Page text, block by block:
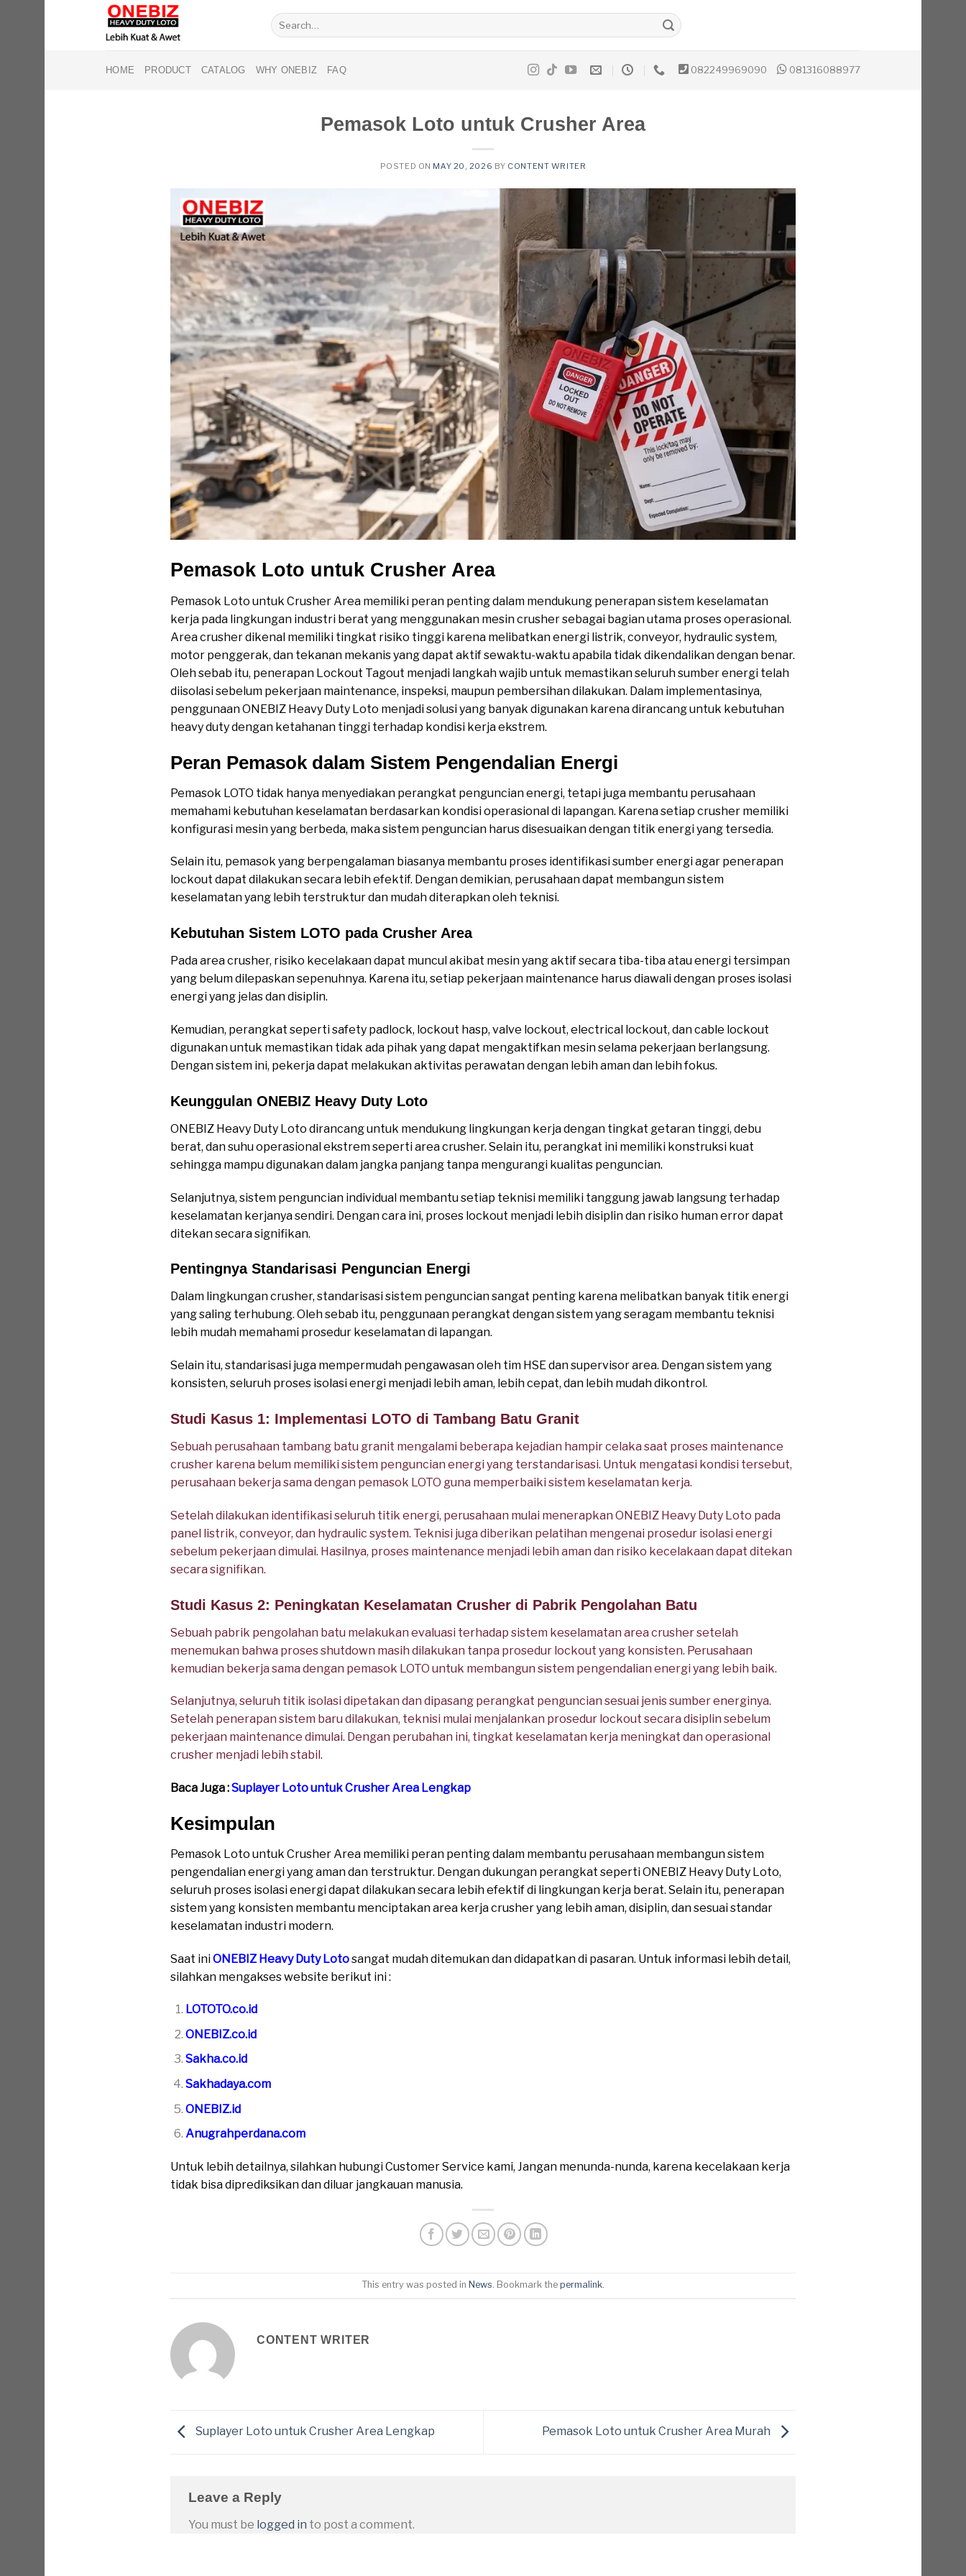
Search
for:
HOME PRODUCT CATALOG WHY ONEBIZ FAQ 082249969090 081316088977
Pemasok Loto untuk Crusher Area
POSTED ON MAY 20, 2026 BY CONTENT WRITER
Pemasok Loto untuk Crusher Area
Pemasok Loto untuk Crusher Area memiliki peran penting dalam mendukung penerapan sistem keselamatan
kerja pada lingkungan industri berat yang menggunakan mesin crusher sebagai bagian utama proses operasional.
Area crusher dikenal memiliki tingkat risiko tinggi karena melibatkan energi listrik, conveyor, hydraulic system,
motor penggerak, dan tekanan mekanis yang dapat aktif sewaktu-waktu apabila tidak dikendalikan dengan benar.
Oleh sebab itu, penerapan Lockout Tagout menjadi langkah wajib untuk memastikan seluruh sumber energi telah
diisolasi sebelum pekerjaan maintenance, inspeksi, maupun pembersihan dilakukan. Dalam implementasinya,
penggunaan ONEBIZ Heavy Duty Loto menjadi solusi yang banyak digunakan karena dirancang untuk kebutuhan
heavy duty dengan ketahanan tinggi terhadap kondisi kerja ekstrem.
Peran Pemasok dalam Sistem Pengendalian Energi
Pemasok LOTO tidak hanya menyediakan perangkat penguncian energi, tetapi juga membantu perusahaan
memahami kebutuhan keselamatan berdasarkan kondisi operasional di lapangan. Karena setiap crusher memiliki
konfigurasi mesin yang berbeda, maka sistem penguncian harus disesuaikan dengan titik energi yang tersedia.
Selain itu, pemasok yang berpengalaman biasanya membantu proses identifikasi sumber energi agar penerapan
lockout dapat dilakukan secara lebih efektif. Dengan demikian, perusahaan dapat membangun sistem
keselamatan yang lebih terstruktur dan mudah diterapkan oleh teknisi.
Kebutuhan Sistem LOTO pada Crusher Area
Pada area crusher, risiko kecelakaan dapat muncul akibat mesin yang aktif secara tiba-tiba atau energi tersimpan
yang belum dilepaskan sepenuhnya. Karena itu, setiap pekerjaan maintenance harus diawali dengan proses isolasi
energi yang jelas dan disiplin.
Kemudian, perangkat seperti safety padlock, lockout hasp, valve lockout, electrical lockout, dan cable lockout
digunakan untuk memastikan tidak ada pihak yang dapat mengaktifkan mesin selama pekerjaan berlangsung.
Dengan sistem ini, pekerja dapat melakukan aktivitas perawatan dengan lebih aman dan lebih fokus.
Keunggulan ONEBIZ Heavy Duty Loto
ONEBIZ Heavy Duty Loto dirancang untuk mendukung lingkungan kerja dengan tingkat getaran tinggi, debu
berat, dan suhu operasional ekstrem seperti area crusher. Selain itu, perangkat ini memiliki konstruksi kuat
sehingga mampu digunakan dalam jangka panjang tanpa mengurangi kualitas penguncian.
Selanjutnya, sistem penguncian individual membantu setiap teknisi memiliki tanggung jawab langsung terhadap
keselamatan kerjanya sendiri. Dengan cara ini, proses lockout menjadi lebih disiplin dan risiko human error dapat
ditekan secara signifikan.
Pentingnya Standarisasi Penguncian Energi
Dalam lingkungan crusher, standarisasi sistem penguncian sangat penting karena melibatkan banyak titik energi
yang saling terhubung. Oleh sebab itu, penggunaan perangkat dengan sistem yang seragam membantu teknisi
lebih mudah memahami prosedur keselamatan di lapangan.
Selain itu, standarisasi juga mempermudah pengawasan oleh tim HSE dan supervisor area. Dengan sistem yang
konsisten, seluruh proses isolasi energi menjadi lebih aman, lebih cepat, dan lebih mudah dikontrol.
Studi Kasus 1: Implementasi LOTO di Tambang Batu Granit
Sebuah perusahaan tambang batu granit mengalami beberapa kejadian hampir celaka saat proses maintenance
crusher karena belum memiliki sistem penguncian energi yang terstandarisasi. Untuk mengatasi kondisi tersebut,
perusahaan bekerja sama dengan pemasok LOTO guna memperbaiki sistem keselamatan kerja.
Setelah dilakukan identifikasi seluruh titik energi, perusahaan mulai menerapkan ONEBIZ Heavy Duty Loto pada
panel listrik, conveyor, dan hydraulic system. Teknisi juga diberikan pelatihan mengenai prosedur isolasi energi
sebelum pekerjaan dimulai. Hasilnya, proses maintenance menjadi lebih aman dan risiko kecelakaan dapat ditekan
secara signifikan.
Studi Kasus 2: Peningkatan Keselamatan Crusher di Pabrik Pengolahan Batu
Sebuah pabrik pengolahan batu melakukan evaluasi terhadap sistem keselamatan area crusher setelah
menemukan bahwa proses shutdown masih dilakukan tanpa prosedur lockout yang konsisten. Perusahaan
kemudian bekerja sama dengan pemasok LOTO untuk membangun sistem pengendalian energi yang lebih baik.
Selanjutnya, seluruh titik isolasi dipetakan dan dipasang perangkat penguncian sesuai jenis sumber energinya.
Setelah penerapan sistem baru dilakukan, teknisi mulai menjalankan prosedur lockout secara disiplin sebelum
pekerjaan maintenance dimulai. Dengan perubahan ini, tingkat keselamatan kerja meningkat dan operasional
crusher menjadi lebih stabil.
Baca Juga :Suplayer Loto untuk Crusher Area Lengkap
Kesimpulan
Pemasok Loto untuk Crusher Area memiliki peran penting dalam membantu perusahaan membangun sistem
pengendalian energi yang aman dan terstruktur. Dengan dukungan perangkat seperti ONEBIZ Heavy Duty Loto,
seluruh proses isolasi energi dapat dilakukan secara lebih efektif di lingkungan kerja berat. Selain itu, penerapan
sistem yang konsisten membantu menciptakan area kerja crusher yang lebih aman, disiplin, dan sesuai standar
keselamatan industri modern.
Saat iniONEBIZ Heavy Duty Lotosangat mudah ditemukan dan didapatkan di pasaran. Untuk informasi lebih detail,
silahkan mengakses website berikut ini :
LOTOTO.co.id
ONEBIZ.co.id
Sakha.co.id
Sakhadaya.com
ONEBIZ.id
Anugrahperdana.com
Untuk lebih detailnya, silahkan hubungi Customer Service kami, Jangan menunda-nunda, karena kecelakaan kerja
tidak bisa diprediksikan dan diluar jangkauan manusia.
This entry was posted in News. Bookmark the permalink.
CONTENT WRITER
Suplayer Loto untuk Crusher Area Lengkap Pemasok Loto untuk Crusher Area Murah
Leave a Reply
You must be logged in to post a comment.